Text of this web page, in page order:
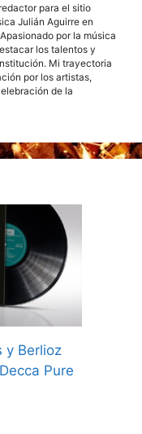
para el sitio
Julián Aguirre en
por la música
los talentos y
Mi trayectoria
por los artistas,
de la
y Berlioz
Pure